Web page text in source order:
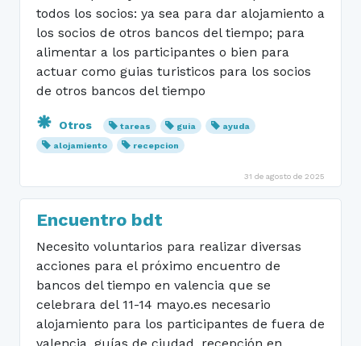
todos los socios: ya sea para dar alojamiento a
los socios de otros bancos del tiempo; para
alimentar a los participantes o bien para
actuar como guias turisticos para los socios
de otros bancos del tiempo
Otros tareas guia
ayuda
alojamiento
recepcion
31 de agosto de 2025
Encuentro bdt
Necesito voluntarios para realizar diversas
acciones para el próximo encuentro de
bancos del tiempo en valencia que se
celebrara del 11-14 mayo.es necesario
alojamiento para los participantes de fuera de